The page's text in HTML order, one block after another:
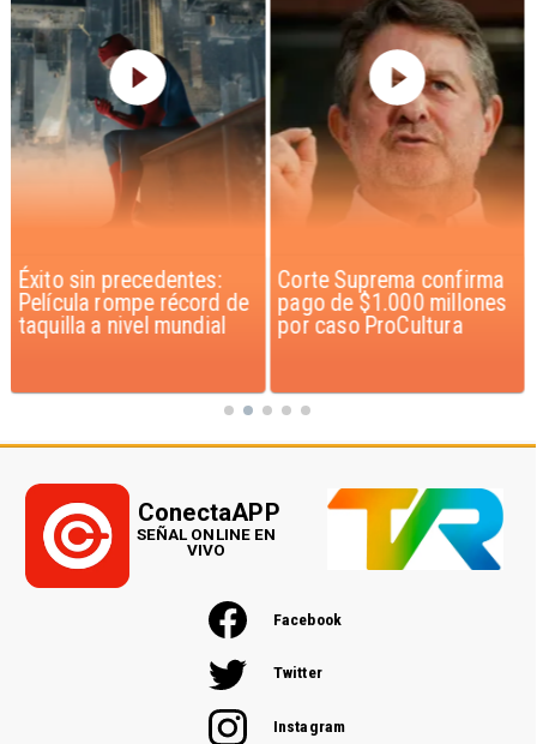
Éxito sin precedentes:
Película rompe récord de
taquilla a nivel mundial
Corte Suprema confirma
pago de $1.000 millones
por caso ProCultura
Facebook
Twitter
Instagram
ConectaAPP
SEÑAL ONLINE EN
VIVO